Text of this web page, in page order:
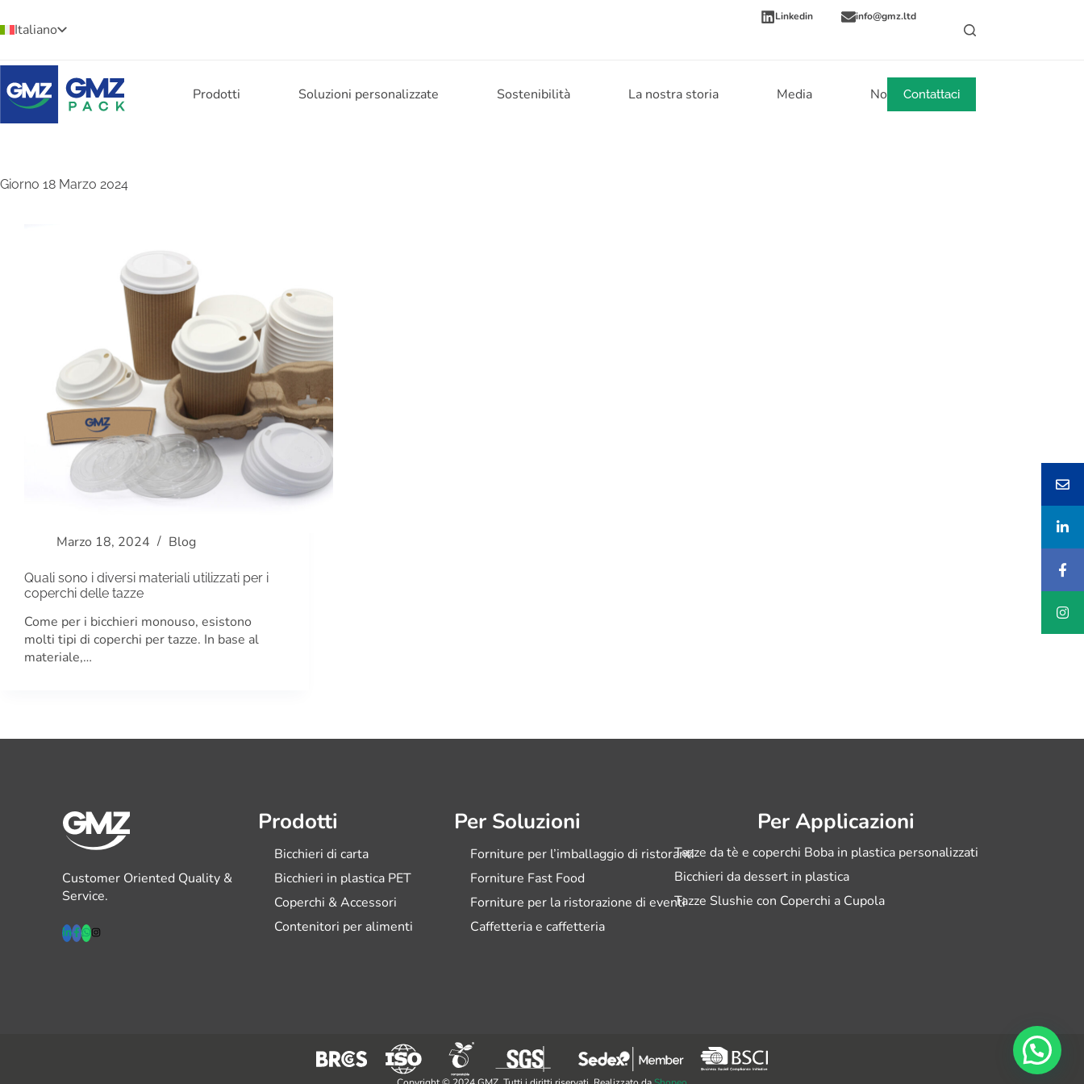
Italiano
Linkedin info@gmz.ltd
Prodotti Soluzioni personalizzate Sostenibilità La nostra storia Media NotizieContattaci
Giorno 18 Marzo 2024
Marzo 18, 2024 Blog
Quali sono i diversi materiali utilizzati per i
coperchi delle tazze
Come per i bicchieri monouso, esistono
molti tipi di coperchi per tazze. In base al
materiale,…
Customer Oriented Quality &
Service.
Prodotti
Bicchieri di carta
Bicchieri in plastica PET
Coperchi & Accessori
Contenitori per alimenti
Per Soluzioni
Forniture per l’imballaggio di ristoranti
Forniture Fast Food
Forniture per la ristorazione di eventi
Caffetteria e caffetteria
Per Applicazioni
Tazze da tè e coperchi Boba in plastica personalizzati
Bicchieri da dessert in plastica
Tazze Slushie con Coperchi a Cupola